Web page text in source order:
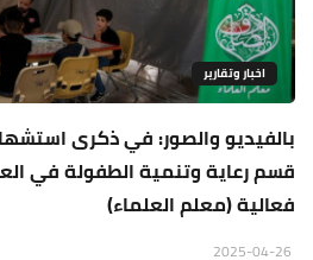
اخبار وتقارير
بالفيديو والصور: في ذكرى
قسم رعاية وتنمية الطفولة في
فعالية (معلم العلماء)